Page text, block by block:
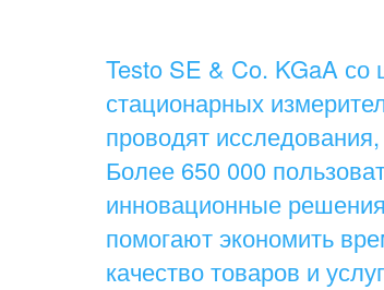
Testo SE & Co. KGaA
стационарных
проводят
Более 650 000
инновационные
помогают экономить
качество товаров и